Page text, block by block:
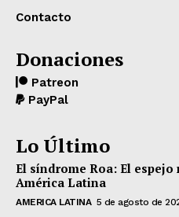
Contacto
Donaciones
Patreon
PayPal
Lo Último
El síndrome Roa: El
América Latina
AMERICA LATINA 5 de agosto de